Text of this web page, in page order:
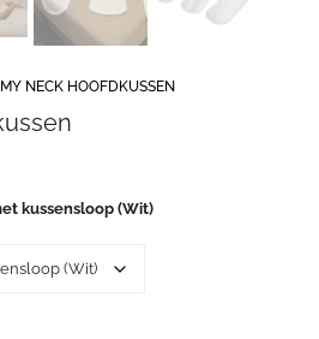
MY NECK HOOFDKUSSEN
kussensloop (Wit)